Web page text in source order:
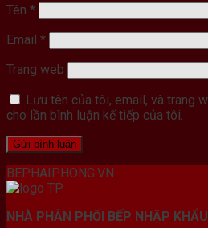
Tên *
Email *
Trang web
Lưu tên của tôi, email, và trang
cho lần bình luận kế tiếp của tôi.
BEPHAIPHONG.VN
NHÀ PHÂN PHỐI BẾP NHẬP